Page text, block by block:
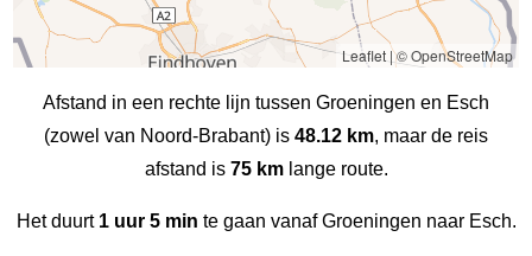
Leaflet|© OpenStreetMap
Afstand in een rechte lijn tussen Groeningen en Esch
(zowel van Noord-Brabant) is 48.12 km, maar de reis
afstand is 75 kmlange route.
Het duurt 1 uur 5 min te gaan vanaf Groeningen naar Esch.